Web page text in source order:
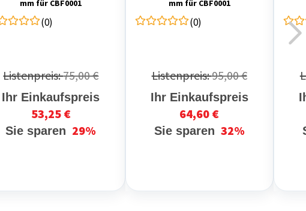
mm für CBF0001
(0)
Listenpreis:75,00 €
Ihr Einkaufspreis
53,25 €
Sie sparen 29%
mm für CBF0001
(0)
Listenpreis:95,00 €
Ihr Einkaufspreis
64,60 €
Sie sparen 32%